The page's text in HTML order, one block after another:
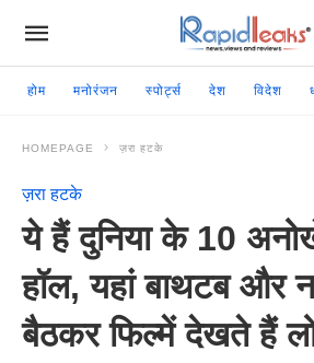
होम मनोरंजन स्पोर्ट्स देश विदेश
HOMEPAGE ज़रा हटके
ज़रा हटके
ये हैं दुनिया के 10
हॉल, यहां बाथटब और
बैठकर फिल्में देखते हैं